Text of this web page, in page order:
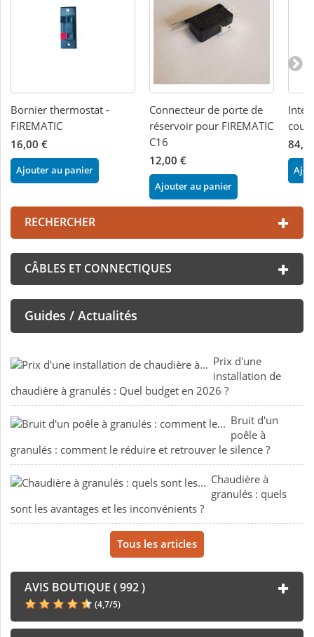
Bornier thermostat -
FIREMATIC
16,00 €
Ajouter au panier
Connecteur de porte de
réservoir pour FIREMATIC
C16
12,00 €
Ajouter au panier
RECHERCHER
CÂBLES ET CONNECTIQUES
Guides / Actualités
Prix d'une
installation de
chaudière à granulés : Quel budget en 2026 ?
Bruit d'un
poêle à
granulés : comment le réduire et retrouver le silence ?
Chaudière à
granulés : quels
sont les avantages et les inconvénients ?
Tous les articles
AVIS BOUTIQUE ( 992 )
(4,7/5)